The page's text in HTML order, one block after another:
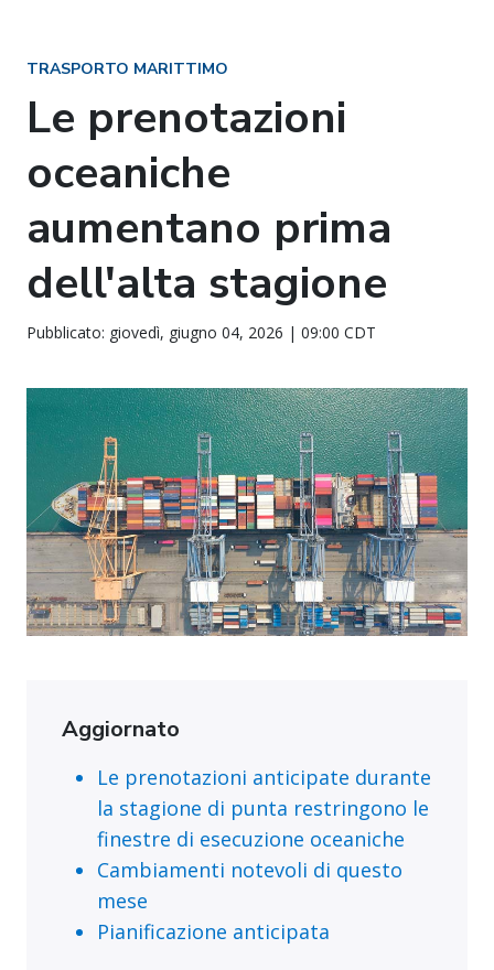
TRASPORTO MARITTIMO
Le prenotazioni
oceaniche
aumentano prima
dell'alta stagione
Pubblicato: giovedì, giugno 04, 2026 | 09:00 CDT
Aggiornato
Le prenotazioni anticipate durante
la stagione di punta restringono le
finestre di esecuzione oceaniche
Cambiamenti notevoli di questo
mese
Pianificazione anticipata